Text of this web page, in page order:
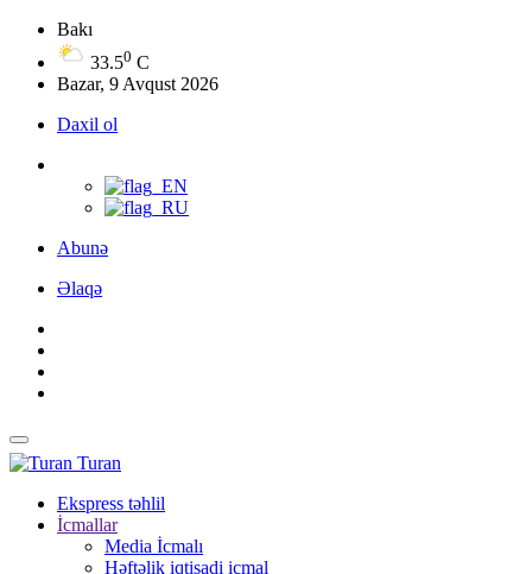
Bakı
33.50 C
Bazar, 9 Avqust 2026
Daxil ol
Abunə
Əlaqə
Turan
Ekspress təhlil
İcmallar
Media İcmalı
Həftəlik iqtisadi icmal